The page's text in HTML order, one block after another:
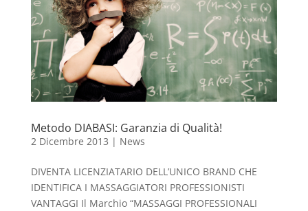
Metodo DIABASI: Garanzia di Qualità!
2 Dicembre 2013 | News
DIVENTA LICENZIATARIO DELL’UNICO BRAND CHE
IDENTIFICA I MASSAGGIATORI PROFESSIONISTI
VANTAGGI Il Marchio “MASSAGGI PROFESSIONALI